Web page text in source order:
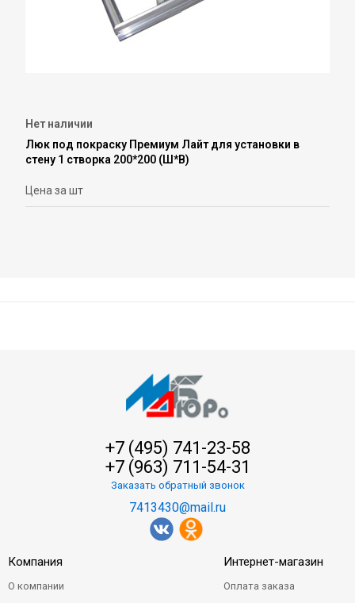
Нет наличии
Люк под покраску Премиум Лайт для установки в
стену 1 створка 200*200 (Ш*В)
Цена за шт
+7 (495) 741-23-58
+7 (963) 711-54-31
Заказать обратный звонок
7413430@mail.ru
Компания
О компании
Интернет-магазин
Оплата заказа